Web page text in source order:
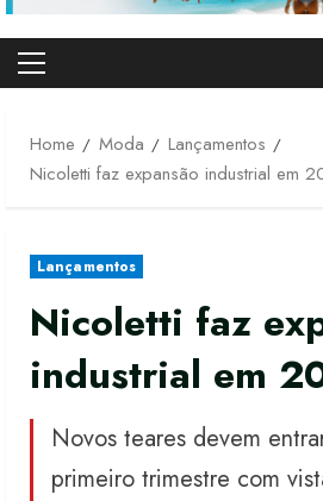
Primary
Home
Moda
Lançamentos
Nicoletti faz expansão industrial em
Lançamentos
Nicoletti faz
industrial em
Novos teares devem
primeiro trimestre com